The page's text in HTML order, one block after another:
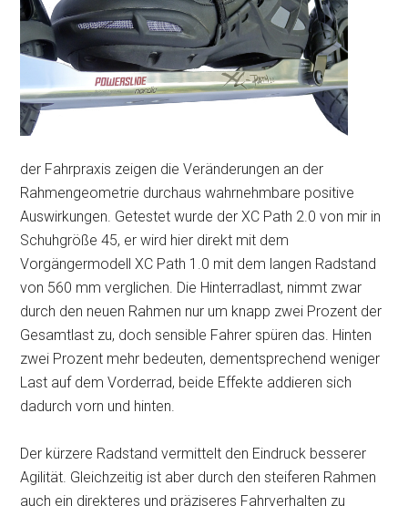
der Fahrpraxis zeigen die Veränderungen an der
Rahmengeometrie durchaus wahrnehmbare positive
Auswirkungen. Getestet wurde der XC Path 2.0 von mir in
Schuhgröße 45, er wird hier direkt mit dem
Vorgängermodell XC Path 1.0 mit dem langen Radstand
von 560 mm verglichen. Die Hinterradlast, nimmt zwar
durch den neuen Rahmen nur um knapp zwei Prozent der
Gesamtlast zu, doch sensible Fahrer spüren das. Hinten
zwei Prozent mehr bedeuten, dementsprechend weniger
Last auf dem Vorderrad, beide Effekte addieren sich
dadurch vorn und hinten.
Der kürzere Radstand vermittelt den Eindruck besserer
Agilität. Gleichzeitig ist aber durch den steiferen Rahmen
auch ein direkteres und präziseres Fahrverhalten zu